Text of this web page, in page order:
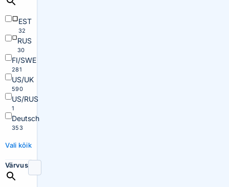
EST
32
RUS
30
FI/SWE
281
US/UK
590
US/RUS
1
Deutsch
353
Vali kõik
Värvus